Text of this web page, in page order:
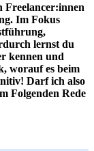
Freelancer:innen
Im Fokus
lernst du
kennen und
worauf es beim
Darf ich also
Folgenden Rede